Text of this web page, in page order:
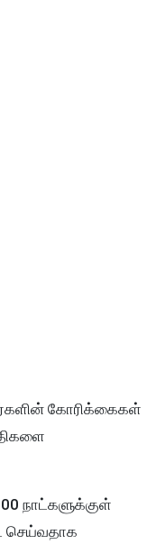
கோரிக்கைகள்
நாட்களுக்குள்
செய்வதாக